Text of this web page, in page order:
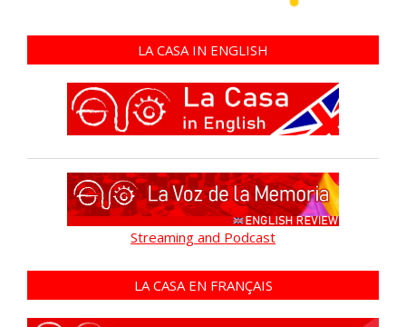
LA CASA IN ENGLISH
Streaming and Podcast
LA CASA EN FRANÇAIS